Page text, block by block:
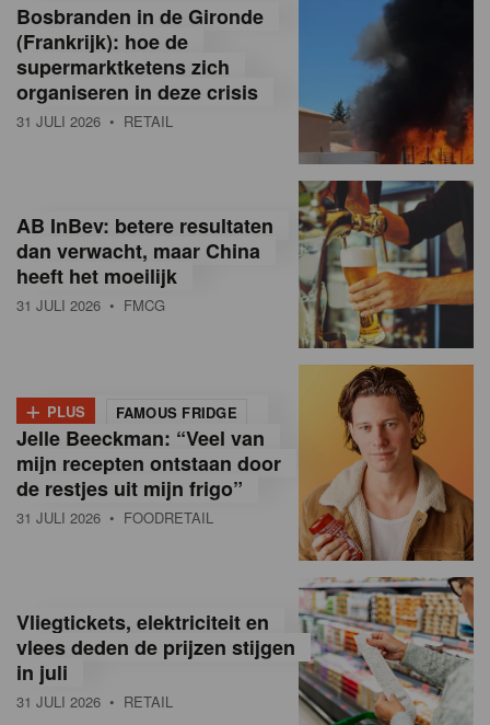
n
e
a
n
B
e
g
ë
Bosbranden in de Gironde
(Frankrijk): hoe de
supermarktketens zich
organiseren in deze crisis
31 JULI 2026 • RETAIL
AB InBev: betere resultaten
dan verwacht, maar China
heeft het moeilijk
31 JULI 2026 • FMCG
+ PLUS FAMOUS FRIDGE
Jelle Beeckman: “Veel van
mijn recepten ontstaan door
de restjes uit mijn frigo”
31 JULI 2026 • FOODRETAIL
Vliegtickets, elektriciteit en
vlees deden de prijzen stijgen
in juli
31 JULI 2026 • RETAIL